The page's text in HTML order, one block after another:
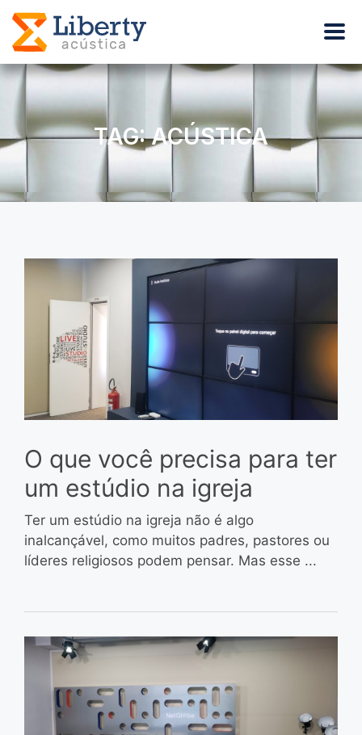
TAG: ACÚSTICA
O que você precisa para ter
um estúdio na igreja
Ter um estúdio na igreja não é algo
inalcançável, como muitos padres, pastores ou
líderes religiosos podem pensar. Mas esse ...